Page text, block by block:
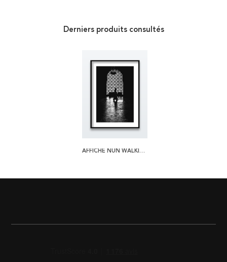
Derniers produits consultés
AFFICHE NUN WALKING IN LIGHT